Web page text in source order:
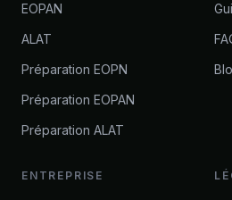
EOPAN
ALAT
Préparation EOPN
Préparation EOPAN
Préparation ALAT
ENTREPRISE